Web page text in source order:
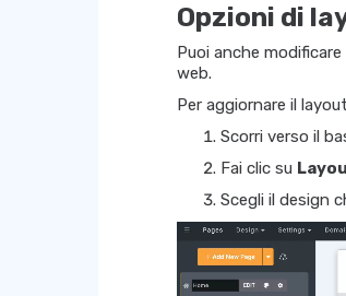
Opzioni di
Puoi anche
web.
Per aggiornare il
Scorri verso il
Fai clic su
Scegli il design